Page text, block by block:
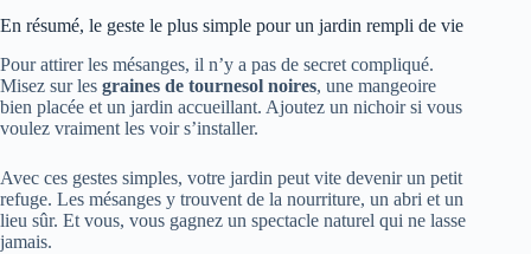
En résumé, le geste le plus simple pour un jardin rempli de vie
Pour attirer les mésanges, il n’y a pas de secret compliqué.
Misez sur les graines de tournesol noires, une mangeoire
bien placée et un jardin accueillant. Ajoutez un nichoir si vous
voulez vraiment les voir s’installer.
Avec ces gestes simples, votre jardin peut vite devenir un petit
refuge. Les mésanges y trouvent de la nourriture, un abri et un
lieu sûr. Et vous, vous gagnez un spectacle naturel qui ne lasse
jamais.